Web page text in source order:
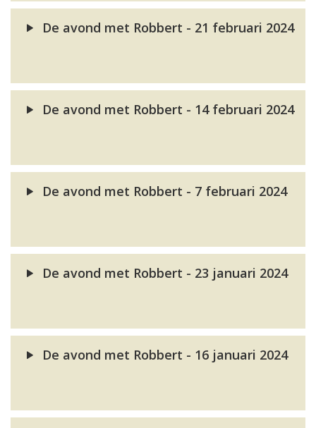
De avond met Robbert - 21 februari 2024
De avond met Robbert - 14 februari 2024
De avond met Robbert - 7 februari 2024
De avond met Robbert - 23 januari 2024
De avond met Robbert - 16 januari 2024